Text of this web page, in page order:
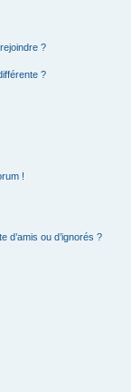
?
?
!
d’amis ou d’ignorés ?